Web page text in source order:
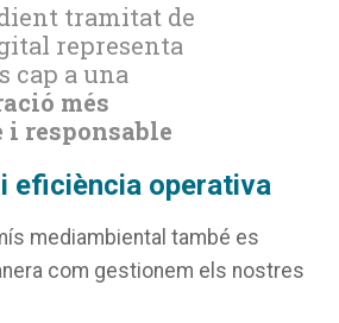
tramitat de
representa
cap a una
més
i responsable
eficiència operativa
mediambiental també es
com gestionem els nostres